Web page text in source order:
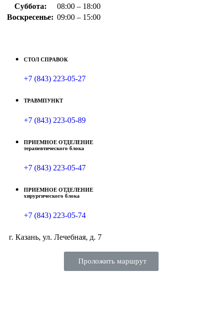
Суббота:
08:00 – 18:00
Воскресенье: 09:00 – 15:00
СТОЛ СПРАВОК
+7 (843) 223-05-27
ТРАВМПУНКТ
+7 (843) 223-05-89
ПРИЕМНОЕ ОТДЕЛЕНИЕ
терапевтического блока
+7 (843) 223-05-47
ПРИЕМНОЕ ОТДЕЛЕНИЕ
хирургического блока
+7 (843) 223-05-74
г. Казань, ул. Лечебная, д. 7
Проложить маршрут